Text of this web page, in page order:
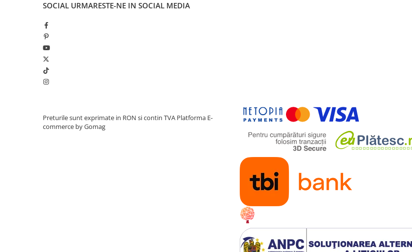
SOCIAL URMARESTE-NE IN SOCIAL MEDIA
Preturile sunt exprimate in RON si contin TVA Platforma E-
commerce by Gomag